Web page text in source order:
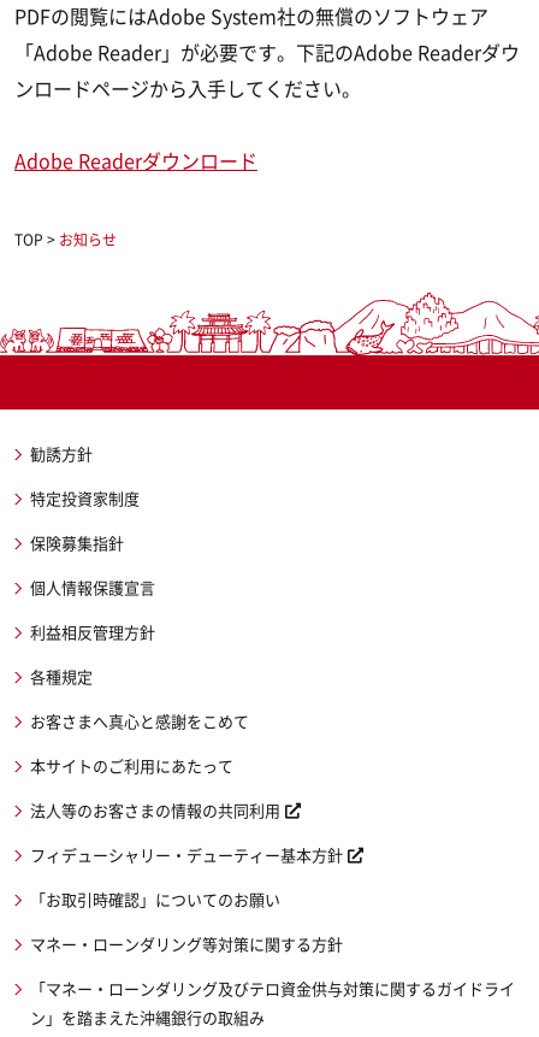
PDFの閲覧にはAdobe System社の無償のソフトウェア
「Adobe Reader」が必要です。下記のAdobe Readerダウ
ンロードページから入手してください。
Adobe Readerダウンロード
TOP > お知らせ
勧誘方針
特定投資家制度
保険募集指針
個人情報保護宣言
利益相反管理方針
各種規定
お客さまへ真心と感謝をこめて
本サイトのご利用にあたって
法人等のお客さまの情報の共同利用
フィデューシャリー・デューティー基本方針
「お取引時確認」についてのお願い
マネー・ローンダリング等対策に関する方針
「マネー・ローンダリング及びテロ資金供与対策に関するガイドライ
ン」を踏まえた沖縄銀行の取組み